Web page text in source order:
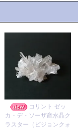
コリント ゼッ
カ・デ・ソーザ産水晶ク
ラスター（ビジョンクォ